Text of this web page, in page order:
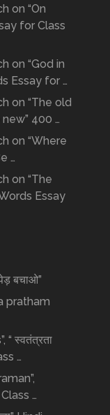
on “On
for Class
on “God in
Essay for …
on “The old
400 …
on “Where
…
on “The
Essay
बचाओ”
pratham
स्वतंत्रता
…
…